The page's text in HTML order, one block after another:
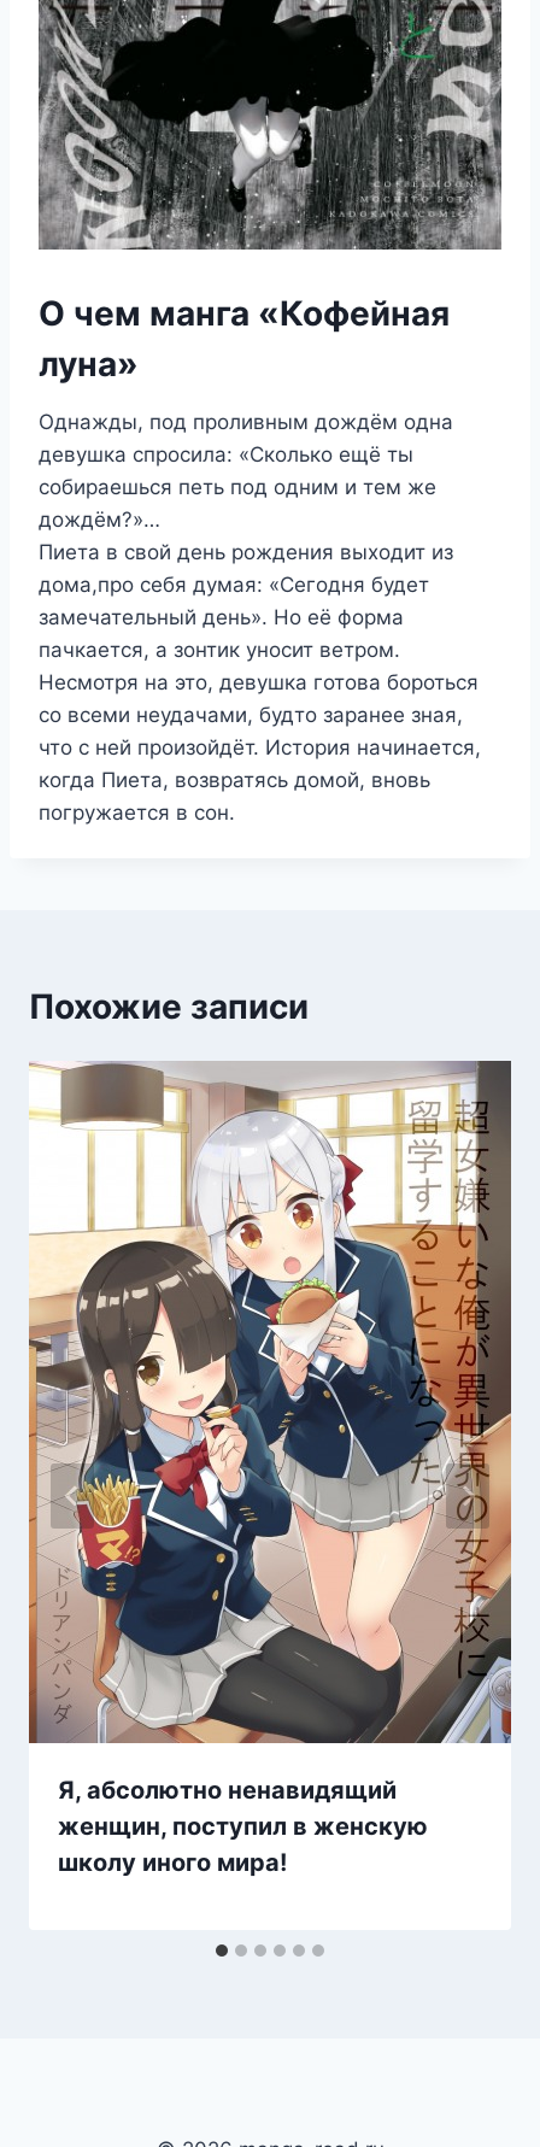
О чем манга «Кофейная
луна»
Однажды, под проливным дождём одна
девушка спросила: «Сколько ещё ты
собираешься петь под одним и тем же
дождём?»…
Пиета в свой день рождения выходит из
дома,про себя думая: «Сегодня будет
замечательный день». Но её форма
пачкается, а зонтик уносит ветром.
Несмотря на это, девушка готова бороться
со всеми неудачами, будто заранее зная,
что с ней произойдёт. История начинается,
когда Пиета, возвратясь домой, вновь
погружается в сон.
Похожие записи
Я, абсолютно ненавидящий
женщин, поступил в женскую
школу иного мира!